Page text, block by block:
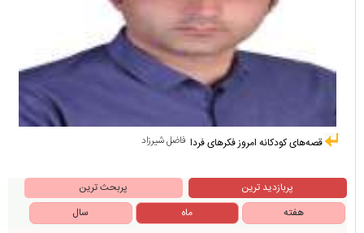
فاضل شیرزاد قصه‌های کودکانه امروز فکرهای فردا
پربازدید ترین
پربحث ترین
هفته
ماه سال